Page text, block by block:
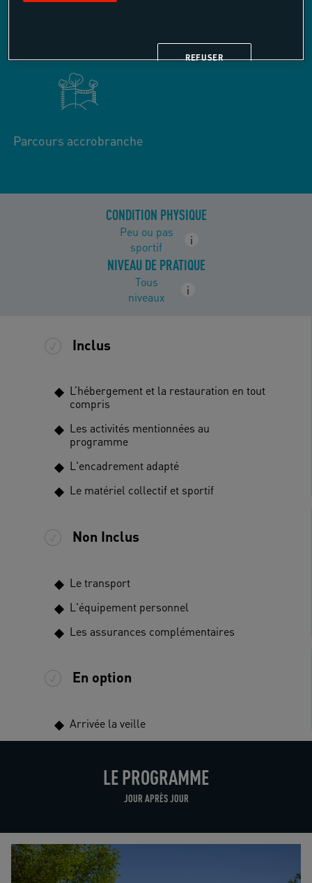
Parcours accrobranche
CONDITION PHYSIQUE
Peu ou pas
sportif
i
NIVEAU DE PRATIQUE
Tous
niveaux
i
Inclus
L’hébergement et la restauration en tout
compris
Les activités mentionnées au
programme
L'encadrement adapté
Le matériel collectif et sportif
Non Inclus
Le transport
L'équipement personnel
Les assurances complémentaires
En option
Arrivée la veille
LE PROGRAMME
JOUR APRÈS JOUR
REFUSER